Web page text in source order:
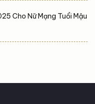
Cho Nữ Mạng Tuổi Mậu